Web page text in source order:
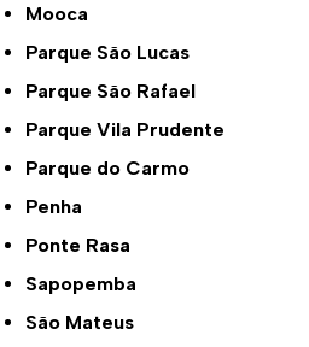
Mooca
Parque São Lucas
Parque São Rafael
Parque Vila Prudente
Parque do Carmo
Penha
Ponte Rasa
Sapopemba
São Mateus